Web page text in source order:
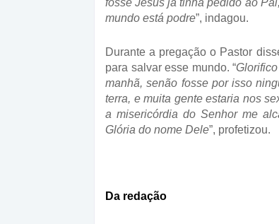
mundo está podre”, indagou.
Durante a pregação o Pastor
para salvar esse mundo. “
manhã, senão fosse por isso
terra, e muita gente estaria nos
a misericórdia do Senhor me
Glória do nome Dele”, profetizou.
Da redação